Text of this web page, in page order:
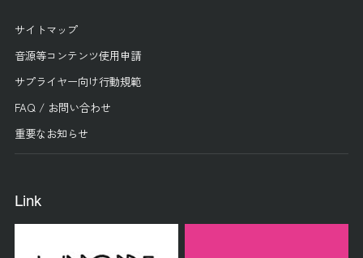
サイトマップ
音源等コンテンツ使用申請
サプライヤー向け行動規範
FAQ / お問い合わせ
重要なお知らせ
Link